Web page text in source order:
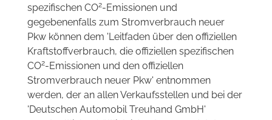
spezifischen CO2-Emissionen und
gegebenenfalls zum Stromverbrauch neuer
Pkw können dem 'Leitfaden über den offiziellen
Kraftstoffverbrauch, die offiziellen spezifischen
CO2-Emissionen und den offiziellen
Stromverbrauch neuer Pkw' entnommen
werden, der an allen Verkaufsstellen und bei der
'Deutschen Automobil Treuhand GmbH'